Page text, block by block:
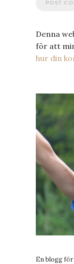
Denna
för att
hur din
En blogg